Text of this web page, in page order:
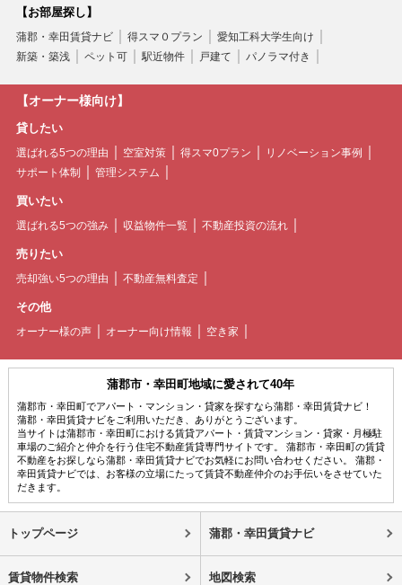
【お部屋探し】
蒲郡・幸田賃貸ナビ 得スマ０プラン
愛知工科大学生向け
新築・築浅
ペット可 駅近物件 戸建て パノラマ付き
【オーナー様向け】
貸したい
選ばれる5つの理由 空室対策 得スマ0プラン
リノベーション事例
サポート体制
管理システム
買いたい
選ばれる5つの強み 収益物件一覧 不動産投資の流れ
売りたい
売却強い5つの理由 不動産無料査定
その他
オーナー様の声 オーナー向け情報 空き家
蒲郡市・幸田町地域に愛されて40年
蒲郡市・幸田町でアパート・マンション・貸家を探すなら蒲郡・幸田賃貸ナビ！
蒲郡・幸田賃貸ナビをご利用いただき、ありがとうございます。
当サイトは蒲郡市・幸田町における賃貸アパート・賃貸マンション・貸家・月極駐
車場のご紹介と仲介を行う住宅不動産賃貸専門サイトです。 蒲郡市・幸田町の賃貸
不動産をお探しなら蒲郡・幸田賃貸ナビでお気軽にお問い合わせください。 蒲郡・
幸田賃貸ナビでは、お客様の立場にたって賃貸不動産仲介のお手伝いをさせていた
だきます。
トップページ 蒲郡・幸田賃貸ナビ
賃貸物件検索 地図検索